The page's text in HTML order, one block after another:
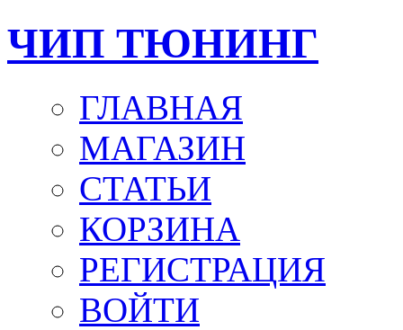
ЧИП ТЮНИНГ
ГЛАВНАЯ
МАГАЗИН
СТАТЬИ
КОРЗИНА
РЕГИСТРАЦИЯ
ВОЙТИ